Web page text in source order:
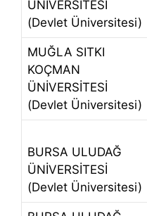
ÜNİVERSİTESİ
(Devlet Üniversitesi)
MUĞLA SITKI
KOÇMAN
ÜNİVERSİTESİ
(Devlet Üniversitesi)
BURSA ULUDAĞ
ÜNİVERSİTESİ
(Devlet Üniversitesi)